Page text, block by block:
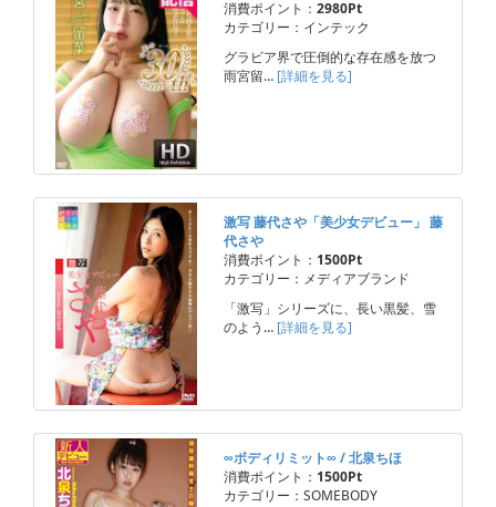
消費ポイント： 2980Pt
カテゴリー：インテック
グラビア界で圧倒的な存在感を放つ
雨宮留… [詳細を見る]
激写 藤代さや「美少女デビュー」 藤
代さや
消費ポイント： 1500Pt
カテゴリー：メディアブランド
「激写」シリーズに、長い黒髪、雪
のよう… [詳細を見る]
∞ボディリミット∞ / 北泉ちほ
消費ポイント： 1500Pt
カテゴリー：SOMEBODY